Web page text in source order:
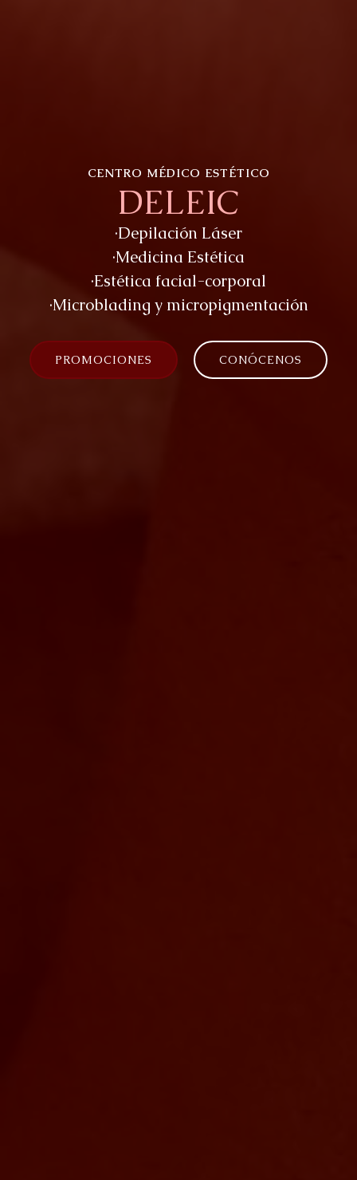
CENTRO MÉDICO ESTÉTICO
DELEIC
·Depilación Láser
·Medicina Estética
·Estética facial-corporal
·Microblading y micropigmentación
PROMOCIONES CONÓCENOS